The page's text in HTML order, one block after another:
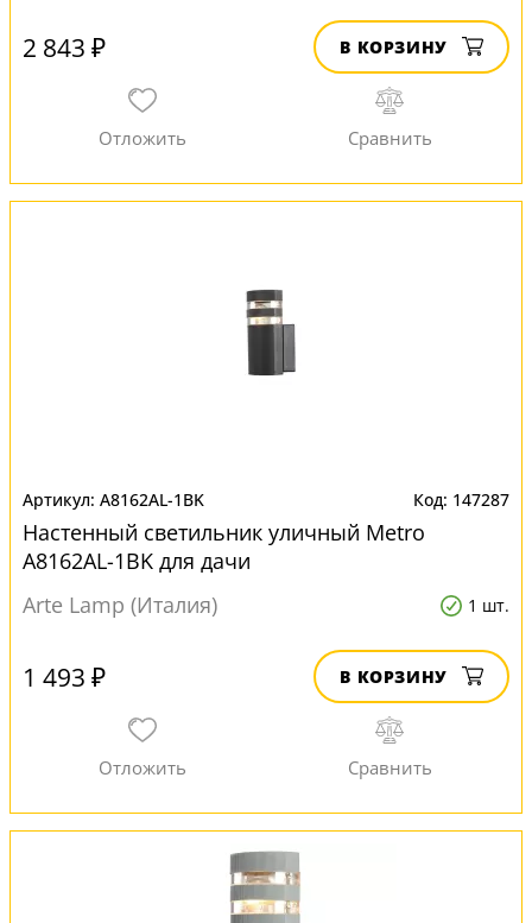
2 843 ₽ В КОРЗИНУ
A8162AL-1BK 147287
Настенный светильник уличный Metro
A8162AL-1BK для дачи
Arte Lamp (Италия)
1 шт.
1 493 ₽ В КОРЗИНУ